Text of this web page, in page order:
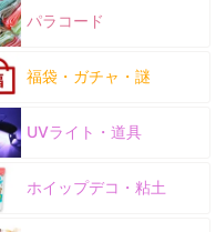
パラコード
福袋・ガチャ・謎
UVライト・道具
ホイップデコ・粘土